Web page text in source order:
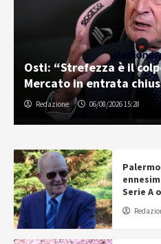
Osti: “Strefezza è il
Mercato in entrata
Redazione 06/08/2026 15:28
Serie A